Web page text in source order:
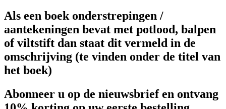
Als een boek onderstrepingen /
aantekeningen bevat met potlood, balpen
of viltstift dan staat dit vermeld in de
omschrijving (te vinden onder de titel van
het boek)
Abonneer u op de nieuwsbrief en ontvang